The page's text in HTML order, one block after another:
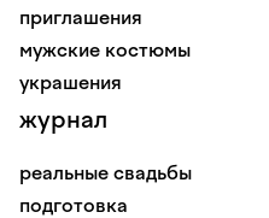
приглашения
мужские костюмы
украшения
журнал
реальные свадьбы
подготовка